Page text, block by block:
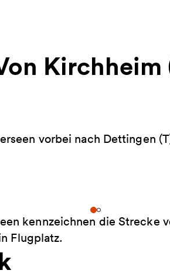
Kirchheim
vorbei nach Dettingen
kennzeichnen die Strecke
Flugplatz.